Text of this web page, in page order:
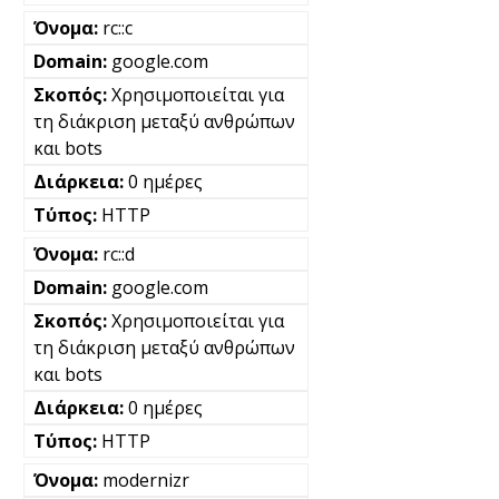
rc::c
google.com
Χρησιμοποιείται για
τη διάκριση μεταξύ ανθρώπων
και bots
0 ημέρες
HTTP
rc::d
google.com
Χρησιμοποιείται για
τη διάκριση μεταξύ ανθρώπων
και bots
0 ημέρες
HTTP
modernizr